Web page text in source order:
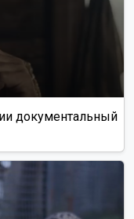
документальный